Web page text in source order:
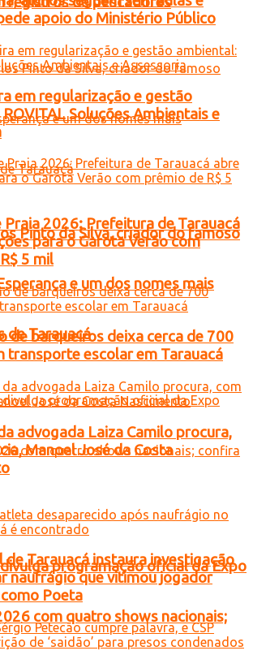
Pinto da Silva, criador do famoso
e um dos nomes mais
de Tarauacá
programação oficial da Expo
com quatro shows nacionais;
apoio do Ministério Público
em regularização e gestão
Soluções Ambientais e
Praia 2026: Prefeitura de Tarauacá
para o Garota Verão com
5 mil
de barqueiros deixa cerca de 700
transporte escolar em Tarauacá
advogada Laiza Camilo procura,
Manoel José da Costa
de Tarauacá instaura investigação
naufrágio que vitimou jogador
Poeta